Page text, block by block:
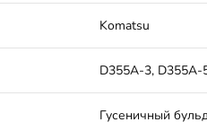
Komatsu
D355A-3, D355A-
Гусеничный